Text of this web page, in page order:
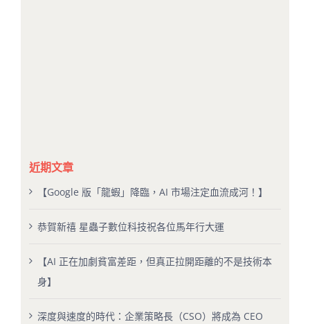
近期文章
【Google 版「龍蝦」降臨，AI 市場注定血流成河！】
恭賀新禧 星蟲子數位科技祝各位馬年行大運
【AI 正在加劇貧富差距，但真正拉開距離的不是技術本
身】
深度與速度的時代：企業策略長（CSO）將成為 CEO